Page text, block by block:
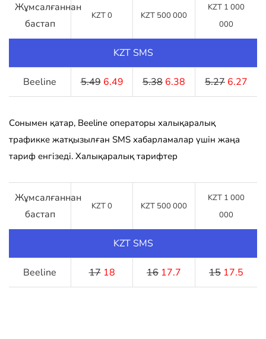
Жұмсалғаннан
бастап
KZT 0 KZT 500 000
KZT 1 000
000
KZT SMS
Beeline 5.49 6.49 5.38 6.38 5.27 6.27
Сонымен қатар, Beeline операторы халықаралық
трафикке жатқызылған SMS хабарламалар үшін жаңа
тариф енгізеді. Халықаралық тарифтер
Жұмсалғаннан
бастап
KZT 0 KZT 500 000
KZT 1 000
000
KZT SMS
Beeline 17 18 16 17.7 15 17.5